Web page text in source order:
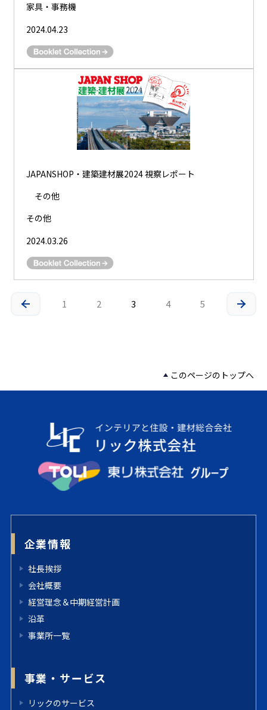
家具・事務機
2024.04.23
JAPANSHOP・建築建材展2024 視察レポート
その他
その他
2024.03.26
1 2 3 4 5
このページのトップへ
企業情報
社長挨拶
会社概要
経営理念＆中期経営計画
沿革
事業所一覧
事業・サービス
リックのサービス